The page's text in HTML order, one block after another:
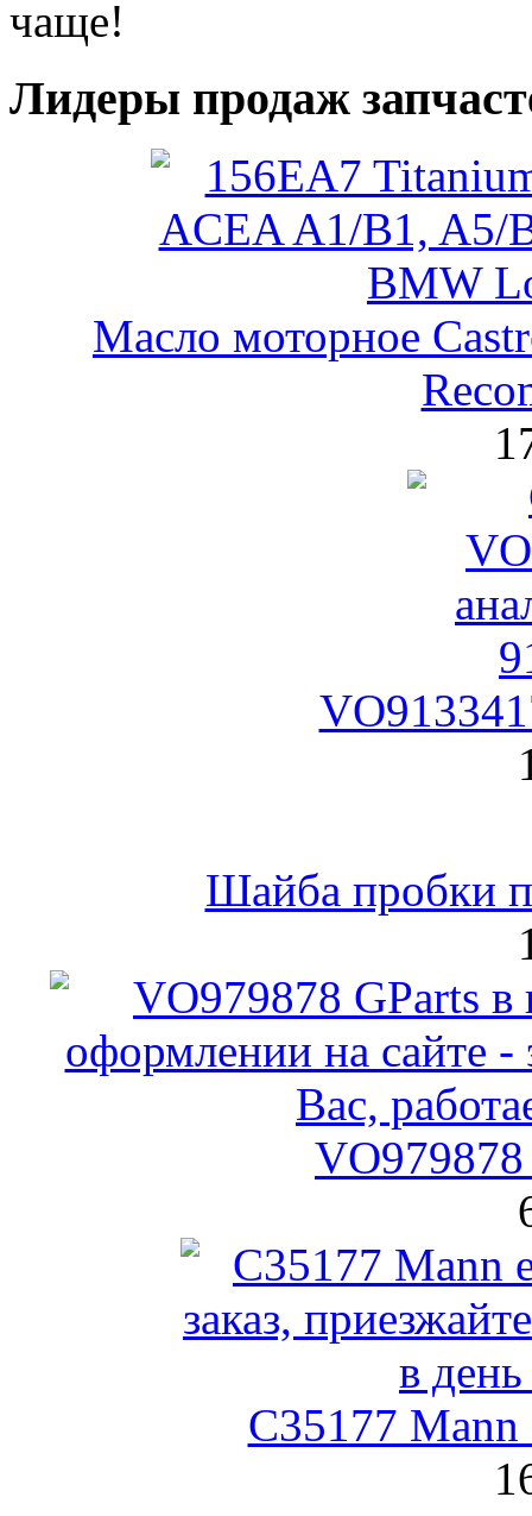
чаще!
Лидеры продаж
Масло моторное
Шайба пробки
VO979878
C35177